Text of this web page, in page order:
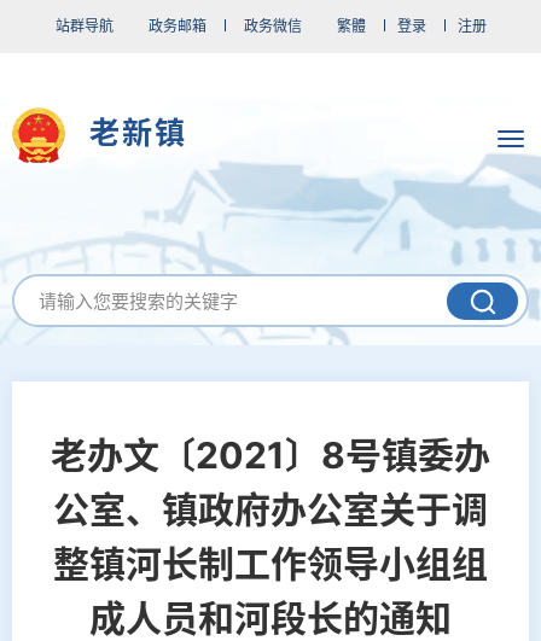
站群导航 政务邮箱 政务微信 繁體 登录 注册
老新镇
老办文〔2021〕8号镇委办
公室、镇政府办公室关于调
整镇河长制工作领导小组组
成人员和河段长的通知